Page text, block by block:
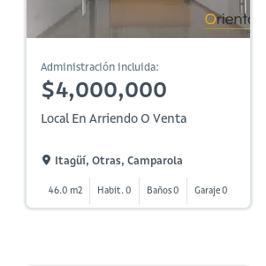
Administración incluida:
$4,000,000
Local En Arriendo O Venta
Itagüí, Otras, Camparola
46.0 m2 Habit. 0 Baños 0 Garaje 0